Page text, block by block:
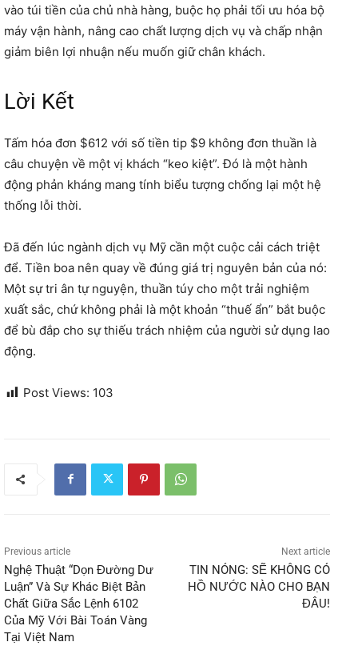
vào túi tiền của chủ nhà hàng, buộc họ phải tối ưu hóa bộ
máy vận hành, nâng cao chất lượng dịch vụ và chấp nhận
giảm biên lợi nhuận nếu muốn giữ chân khách.
Lời Kết
Tấm hóa đơn $612 với số tiền tip $9 không đơn thuần là
câu chuyện về một vị khách “keo kiệt”. Đó là một hành
động phản kháng mang tính biểu tượng chống lại một hệ
thống lỗi thời.
Đã đến lúc ngành dịch vụ Mỹ cần một cuộc cải cách triệt
để. Tiền boa nên quay về đúng giá trị nguyên bản của nó:
Một sự tri ân tự nguyện, thuần túy cho một trải nghiệm
xuất sắc, chứ không phải là một khoản “thuế ẩn” bắt buộc
để bù đắp cho sự thiếu trách nhiệm của người sử dụng lao
động.
Post Views: 103
Previous article
Nghệ Thuật “Dọn Đường Dư
Luận” Và Sự Khác Biệt Bản
Chất Giữa Sắc Lệnh 6102
Của Mỹ Với Bài Toán Vàng
Tại Việt Nam
Next article
TIN NÓNG: SẼ KHÔNG CÓ
HỒ NƯỚC NÀO CHO BẠN
ĐÂU!